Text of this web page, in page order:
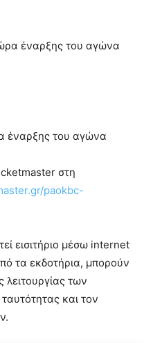
έναρξης του αγώνα
έναρξης του αγώνα
στη
paokbc-
εισιτήριο μέσω internet
τα εκδοτήρια, μπορούν
λειτουργίας των
και τον